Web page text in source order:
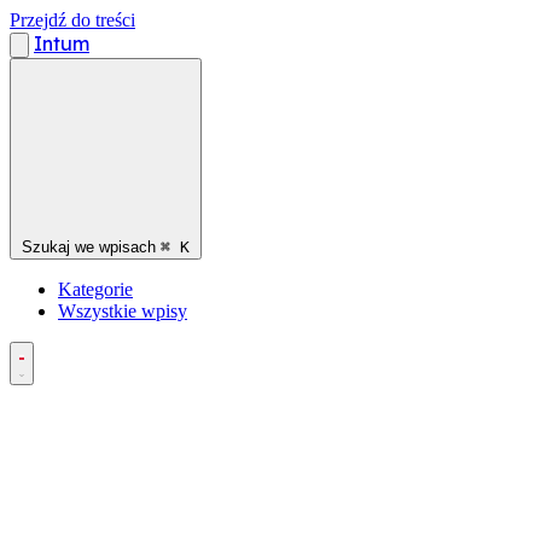
Przejdź do treści
Intum
Szukaj we wpisach ⌘ K
Kategorie
Wszystkie wpisy